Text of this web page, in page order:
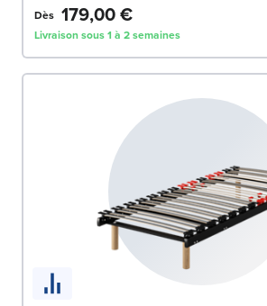
Dès 179,00 €
Livraison sous 1 à 2 semaines